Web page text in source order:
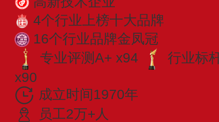
4个行业上榜十大品牌
16个行业品牌金凤冠
专业评测A+ x94
行业标
x90
成立时间1970年
员工2万+人